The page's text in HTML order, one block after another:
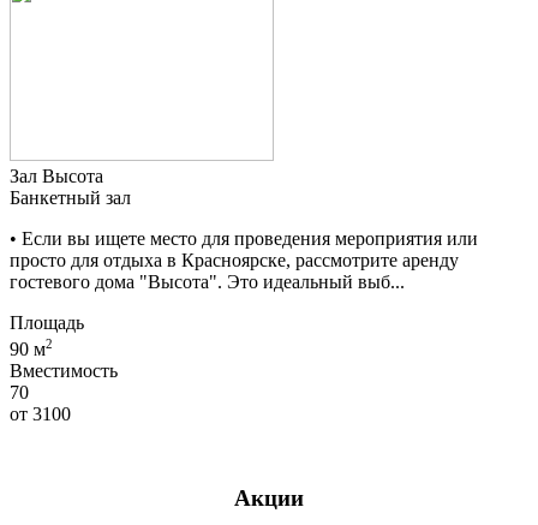
Зал Высота
Банкетный зал
• Если вы ищете место для проведения мероприятия или
просто для отдыха в Красноярске, рассмотрите аренду
гостевого дома "Высота". Это идеальный выб...
Площадь
90 м2
Вместимость
70
от 3100
Акции